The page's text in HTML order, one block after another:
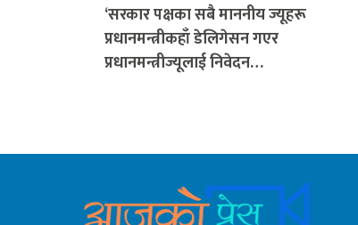
‘सरकार पक्षका सबै माननीय ज्यूहरू
प्रधानमन्त्रीकहाँ डेलिगेसन गएर
प्रधानमन्त्रीज्यूलाई निवेदन…